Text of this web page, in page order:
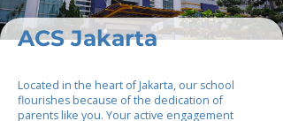
ACS Jakarta
Located in the heart of Jakarta, our school
flourishes because of the dedication of
parents like you. Your active engagement